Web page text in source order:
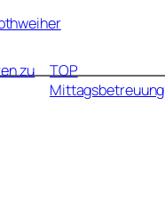
zu
TOP
Mittagsbetreuung